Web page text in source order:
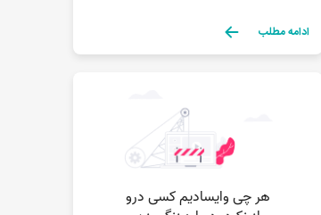
چالش‌هایی مواجه شدند و کارشان شکست
ادامه مطلب